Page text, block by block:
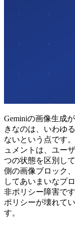
Geminiの画像生成
きなのは、いわゆ
ないという点です
ュメントは、ユー
つの状態を区別し
側の画像ブロック
してあいまいなプ
非ポリシー障害で
ポリシーが壊れて
す。